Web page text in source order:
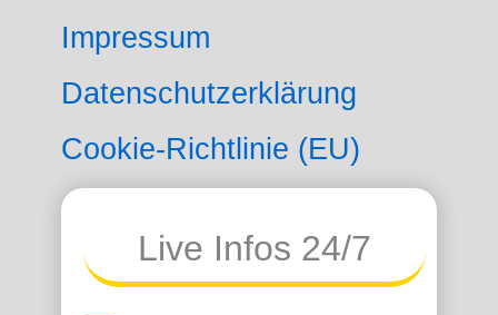
Impressum
Datenschutzerklärung
Cookie-Richtlinie (EU)
Live Infos 24/7